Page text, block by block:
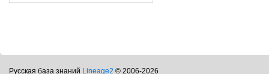
Русская база знаний Lineage2 © 2006-2026